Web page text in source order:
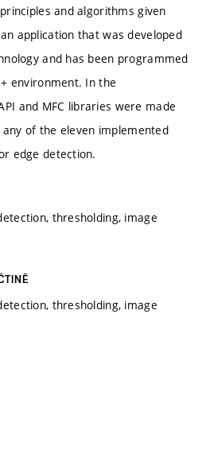
and algorithms given
application that was developed
and has been programmed
environment. In the
and MFC libraries were made
of the eleven implemented
edge detection.
thresholding, image
thresholding, image